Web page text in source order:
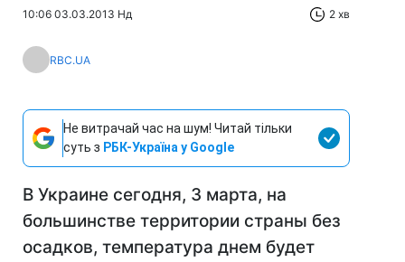
10:06 03.03.2013 Нд 2 хв
RBC.UA
Не витрачай час на шум! Читай тільки
суть з РБК-Україна у Google
В Украине сегодня, 3 марта, на
большинстве территории страны без
осадков, температура днем будет